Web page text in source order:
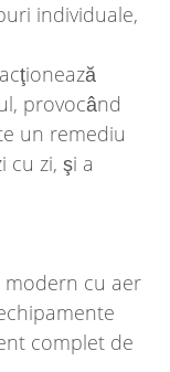
individuale,
provocând
un remediu
cu zi, şi a
modern cu aer
complet de